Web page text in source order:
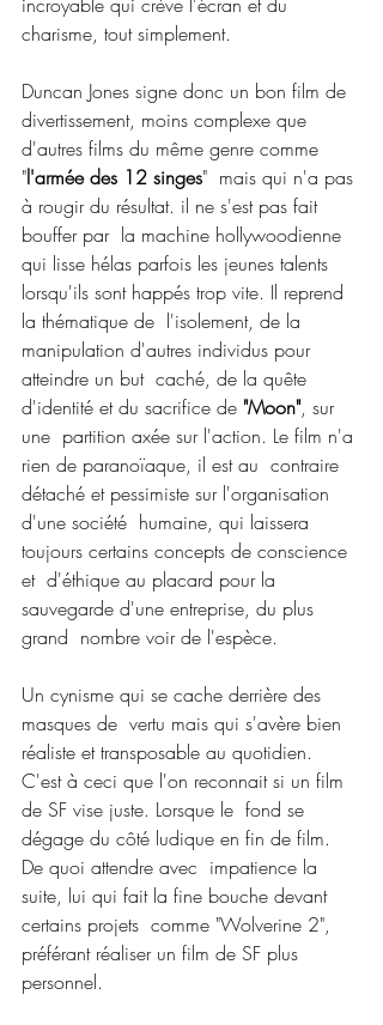
charisme, tout simplement.
Duncan Jones signe donc un bon film de
divertissement, moins complexe que
d'autres films du même genre comme
"l'armée des 12 singes"  mais qui n'a pas
à rougir du résultat. il ne s'est pas fait
bouffer par  la machine hollywoodienne
qui lisse hélas parfois les jeunes talents
lorsqu'ils sont happés trop vite. Il reprend
la thématique de  l'isolement, de la
manipulation d'autres individus pour
atteindre un but  caché, de la quête
d'identité et du sacrifice de "Moon", sur
une  partition axée sur l'action. Le film n'a
rien de paranoïaque, il est au  contraire
détaché et pessimiste sur l'organisation
d'une société  humaine, qui laissera
toujours certains concepts de conscience
et  d'éthique au placard pour la
sauvegarde d'une entreprise, du plus
grand  nombre voir de l'espèce.
Un cynisme qui se cache derrière des
masques de  vertu mais qui s'avère bien
réaliste et transposable au quotidien.
C'est à ceci que l'on reconnait si un film
de SF vise juste. Lorsque le  fond se
dégage du côté ludique en fin de film.
De quoi attendre avec  impatience la
suite, lui qui fait la fine bouche devant
certains projets  comme "Wolverine 2",
préférant réaliser un film de SF plus
personnel.